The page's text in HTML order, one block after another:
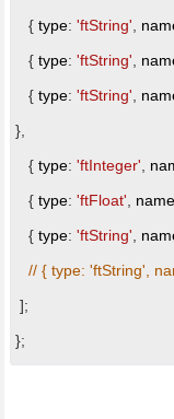
{ type: 'ftString'
{ type: 'ftString'
{ type: 'ftString'
},
{ type: 'ftInteger'
{ type: 'ftFloat' name
{ type: 'ftString'
// { type: 'ftString',
];
};